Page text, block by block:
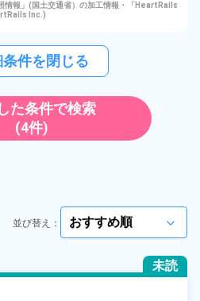
情報」(国土交通省）の加工情報・「HeartRails
Inc.)
件を閉じる
た条件で検索
(4件)
並び替え： arrow_forward_ios
未読